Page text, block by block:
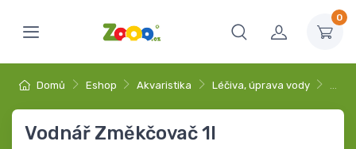
0
Domů Eshop Akvaristika Léčiva, úprava vody …
Vodnář Změkčovač 1l